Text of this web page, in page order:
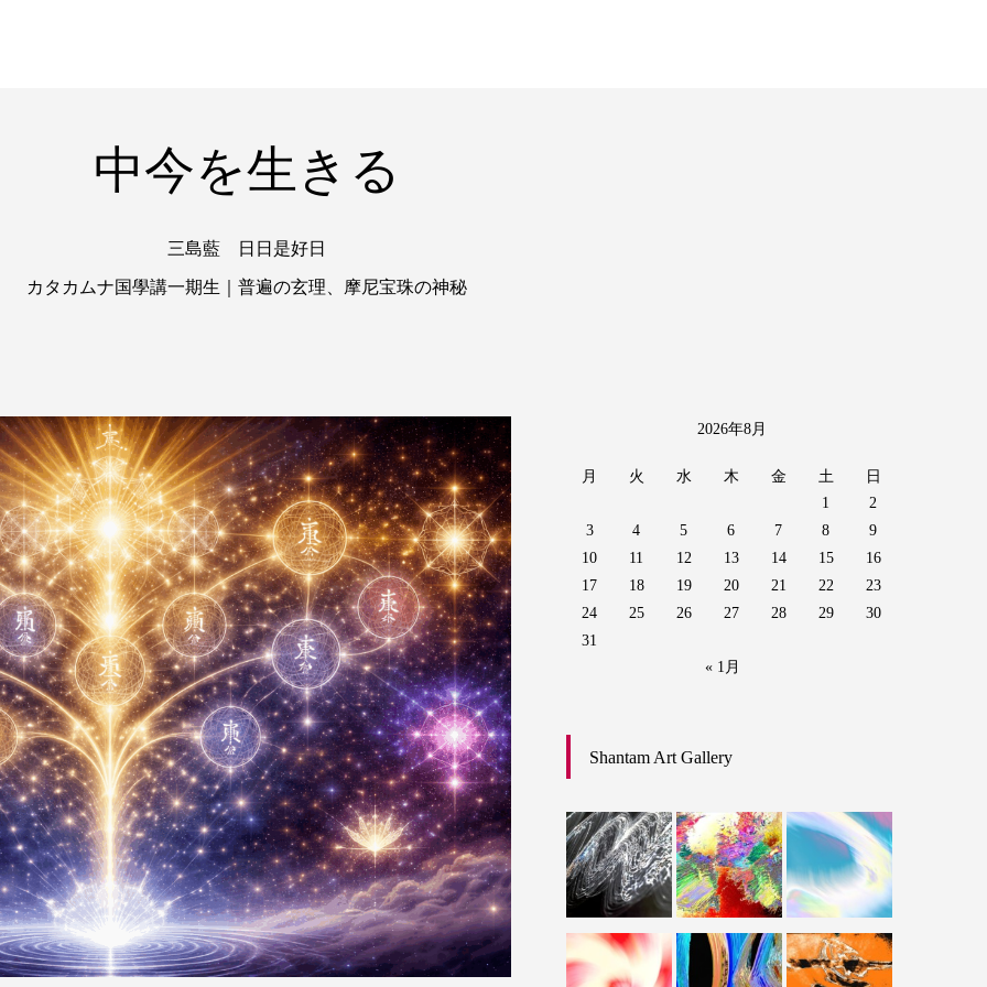
中今を生きる
三島藍 日日是好日
カタカムナ国學講一期生｜普遍の玄理、摩尼宝珠の神秘
2026年8月
月 火 水 木 金 土
日
1
2
3
4 5 6 7 8
9
10
11 12 13 14 15
16
17
18 19 20 21 22
23
24
25 26 27 28 29
30
31
« 1月
Shantam Art Gallery